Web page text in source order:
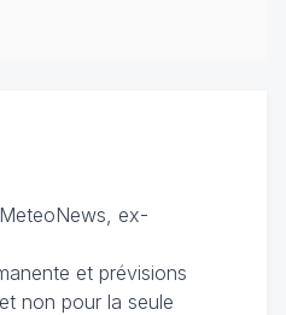
ex-
et prévisions
non pour la seule